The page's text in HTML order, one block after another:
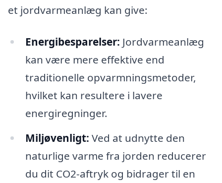
et jordvarmeanlæg kan give:
Energibesparelser: Jordvarmeanlæg
kan være mere effektive end
traditionelle opvarmningsmetoder,
hvilket kan resultere i lavere
energiregninger.
Miljøvenligt: Ved at udnytte den
naturlige varme fra jorden reducerer
du dit CO2-aftryk og bidrager til en